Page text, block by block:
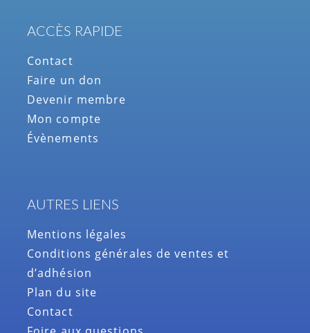
ACCÈS RAPIDE
Contact
Faire un don
Devenir membre
Mon compte
Évènements
AUTRES LIENS
Mentions légales
Conditions générales de ventes et
d’adhésion
Plan du site
Contact